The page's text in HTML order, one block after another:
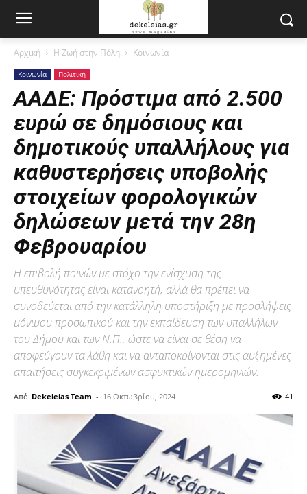
Αρχική Η Ζωή στην Πόλη Κοινωνία
Κοινωνία Πολιτική
ΑΑΔΕ: Πρόστιμα από 2.500
ευρώ σε δημόσιους και
δημοτικούς υπαλλήλους για
καθυστερήσεις υποβολής
στοιχείων φορολογικών
δηλώσεων μετά την 28η
Φεβρουαρίου
Η επιβολή ποινών με στόχο την ενίσχυση της
υπευθυνότητας είναι κατανοητή, αλλά θα πρέπει να
συνοδεύεται από την κατάλληλη υποστήριξη με προσλήψεις
μόνιμου προσωπικού και την εκπαίδευση των υπαλλήλων
του Δήμου και των Ν.Π., ώστε να είναι σε θέση να
αποφεύγουν τα λάθη και να ανταποκρίνονται στις αυξημένες
απαιτήσεις συγκεκριμένων ασφυκτικών ημερομηνιών.
Από Dekeleias Team - 16 Οκτωβρίου, 2024 41